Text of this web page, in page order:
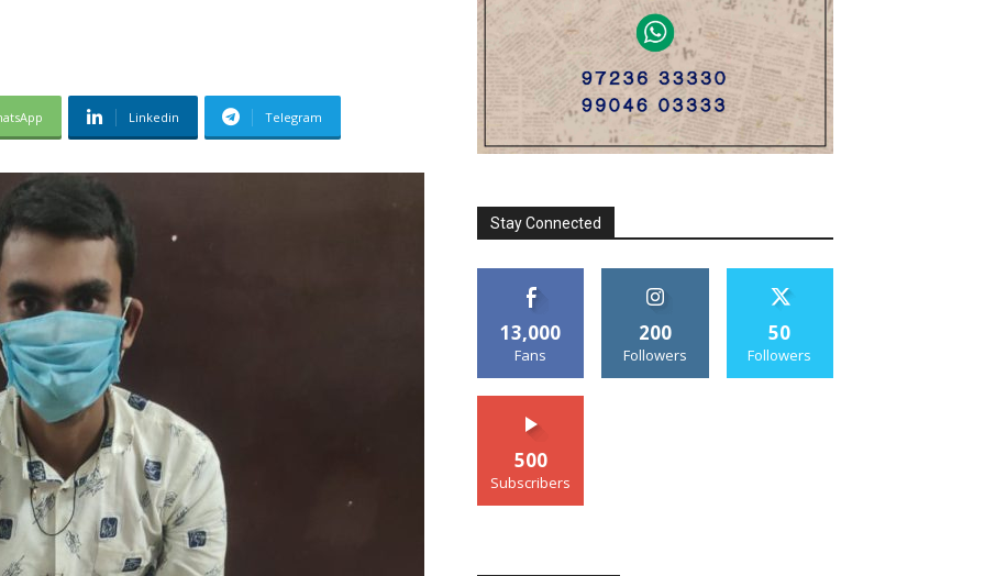
Linkedin Telegram
Stay Connected
13,000
Fans
200
Followers
50
Followers
500
Subscribers